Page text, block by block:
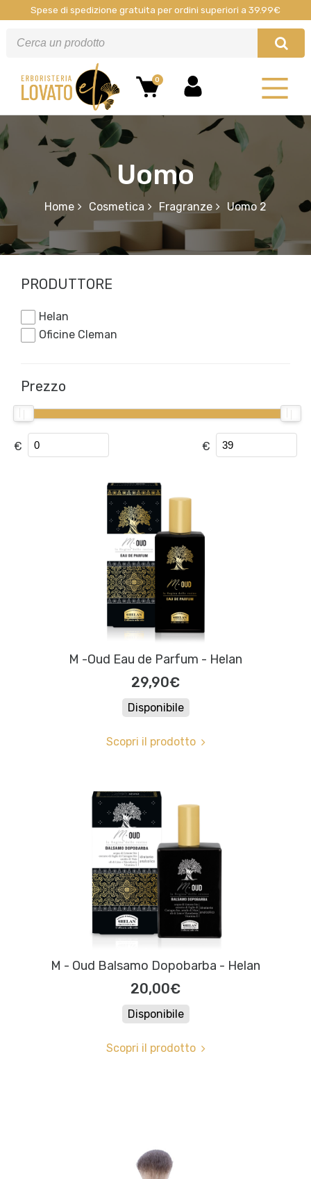
Spese di spedizione gratuita per ordini superiori a 39.99€
0
Uomo
Home Cosmetica Fragranze Uomo 2
PRODUTTORE
Helan
Oficine Cleman
Prezzo
€ €
M -Oud Eau de Parfum - Helan
29,90€
Disponibile
Scopri il prodotto
M - Oud Balsamo Dopobarba - Helan
20,00€
Disponibile
Scopri il prodotto